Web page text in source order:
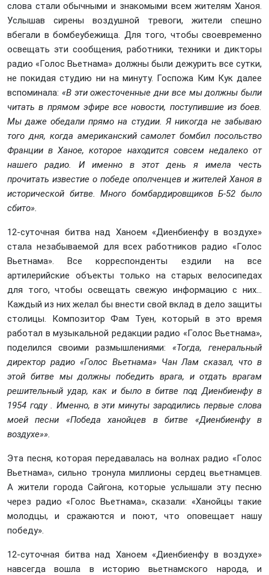
слова стали обычными и знакомыми всем жителям Ханоя.
Услышав сирены воздушной тревоги, жители спешно
вбегали в бомбеубежища. Для того, чтобы своевременно
освещать эти сообщения, работники, техники и дикторы
радио «Голос Вьетнама» должны были дежурить все сутки,
не покидая студию ни на минуту. Госпожа Ким Кук далее
вспоминала: «В эти ожесточенные дни все мы должны были
читать в прямом эфире все новости, поступившие из боев.
Мы даже обедали прямо на студии. Я никогда не забываю
того дня, когда американский самолет бомбил посольство
Франции в Ханое, которое находится совсем недалеко от
нашего радио. И именно в этот день я имела честь
прочитать известие о победе ополченцев и жителей Ханоя в
исторической битве. Много бомбардировщиков Б-52 было
сбито».
12-суточная битва над Ханоем «Диенбиенфу в воздухе»
стала незабываемой для всех работников радио «Голос
Вьетнама». Все корреспонденты ездили на все
артилерийские объекты только на старых велосипедах
для того, чтобы освещать свежую информацию с них...
Каждый из них желал бы внести свой вклад в дело защиты
столицы. Композитор Фам Туен, который в это время
работал в музыкальной редакции радио «Голос Вьетнама»,
поделился своими размышлениями: «Тогда, генеральный
директор радио «Голос Вьетнама» Чан Лам сказал, что в
этой битве мы должны победить врага, и отдать врагам
решительный удар, как и было в битве под Диенбиенфу в
1954 году . Именно, в эти минуты зародились первые слова
моей песни «Победа ханойцев в битве «Диенбиенфу в
воздухе»».
Эта песня, которая передавалась на волнах радио «Голос
Вьетнама», сильно тронула миллионы сердец вьетнамцев.
А жители города Сайгона, которые услышали эту песню
через радио «Голос Вьетнама», сказали: «Ханойцы такие
молодцы, и сражаются и поют, что оповещает нашу
победу».
12-суточная битва над Ханоем «Диенбиенфу в воздухе»
навсегда вошла в историю вьетнамского народа, и